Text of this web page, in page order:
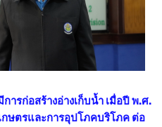
รก่อสร้างอ่างเก็บน้ำ เมื่อปี พ.ศ.
ษตรและการอุปโภคบริโภค ต่อ